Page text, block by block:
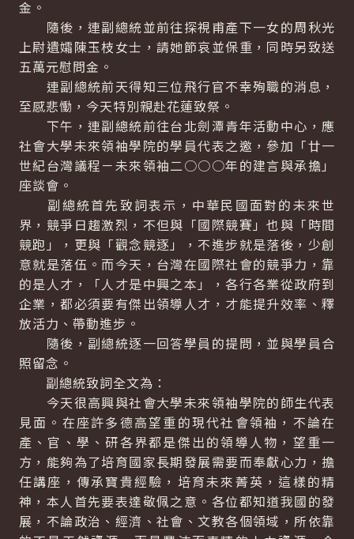
金。
隨後，連副總統並前往探視甫產下一女的周秋光
上尉遺孀陳玉枝女士，請她節哀並保重，同時另致送
五萬元慰問金。
連副總統前天得知三位飛行官不幸殉職的消息，
至感悲慟，今天特別親赴花蓮致祭。
下午，連副總統前往台北劍潭青年活動中心，應
社會大學未來領袖學院的學員代表之邀，參加「廿一
世紀台灣議程－未來領袖二○○○年的建言與承擔」
座談會。
副總統首先致詞表示，中華民國面對的未來世
界，競爭日趨激烈，不但與「國際競賽」也與「時間
競跑」，更與「觀念競逐」，不進步就是落後，少創
意就是落伍。而今天，台灣在國際社會的競爭力，靠
的是人才，「人才是中興之本」，各行各業從政府到
企業，都必須要有傑出領導人才，才能提升效率、釋
放活力、帶動進步。
隨後，副總統逐一回答學員的提問，並與學員合
照留念。
副總統致詞全文為：
今天很高興與社會大學未來領袖學院的師生代表
見面。在座許多德高望重的現代社會領袖，不論在
產、官、學、研各界都是傑出的領導人物，望重一
方，能夠為了培育國家長期發展需要而奉獻心力，擔
任講座，傳承寶貴經驗，培育未來菁英，這樣的精
神，本人首先要表達敬佩之意。各位都知道我國的發
展，不論政治、經濟、社會、文教各個領域，所依靠